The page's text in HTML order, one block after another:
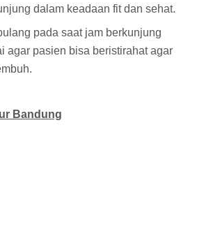
dalam keadaan fit dan sehat.
pada saat jam berkunjung
agar pasien bisa beristirahat agar
Bandung